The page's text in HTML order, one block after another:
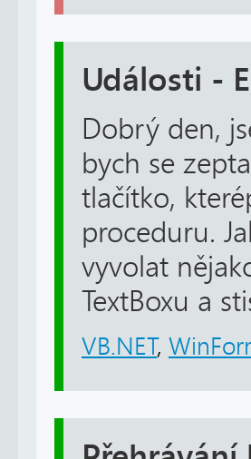
Události -
Dobrý den,
bych se
tlačítko,
proceduru.
vyvolat
TextBoxu a
VB.NET,